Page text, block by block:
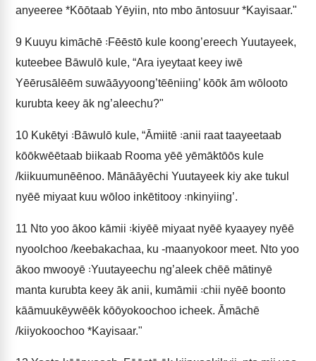
anyeeree *Kōōtaab Yēyiin, nto mbo āntosuur *Kayisaar."
9 Kuuyu kimāchē ꞉Fēēstō kule koong’ereech Yuutayeek,
kuteebee Bāwulō kule, “Ara iyeytaat keey iwē
Yēērusālēēm suwāāyyoong’tēēniing’ kōōk ām wōlooto
kurubta keey āk ng’aleechu?"
10 Kukētyi ꞉Bāwulō kule, “Āmiitē ꞉anii raat taayeetaab
kōōkwēētaab biikaab Rooma yēē yēmāktōōs kule
/kiikuumunēēnoo. Mānāāyēchi Yuutayeek kiy ake tukul
nyēē miyaat kuu wōloo inkētitooy ꞉nkinyiing’.
11 Nto yoo ākoo kāmii ꞉kiyēē miyaat nyēē kyaayey nyēē
nyoolchoo /keebakachaa, ku ‑maanyokoor meet. Nto yoo
ākoo mwooyē ꞉Yuutayeechu ng’aleek chēē mātinyē
manta kurubta keey āk anii, kumāmii ꞉chii nyēē boonto
kāāmuukēywēēk kōōyokoochoo icheek. Āmāchē
/kiiyokoochoo *Kayisaar."